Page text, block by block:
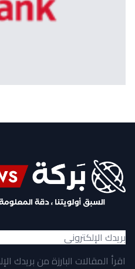
اقرأ المقالات البارزة من بريدك